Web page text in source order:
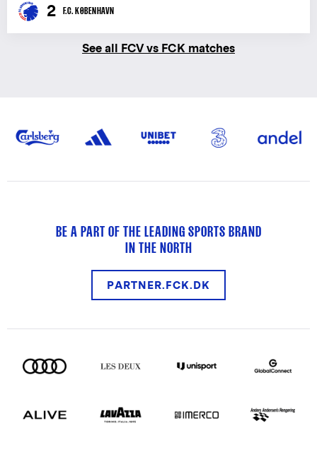
2 F.C. KØBENHAVN
See all FCV vs FCK matches
BE A PART OF THE LEADING SPORTS BRAND
IN THE NORTH
PARTNER.FCK.DK